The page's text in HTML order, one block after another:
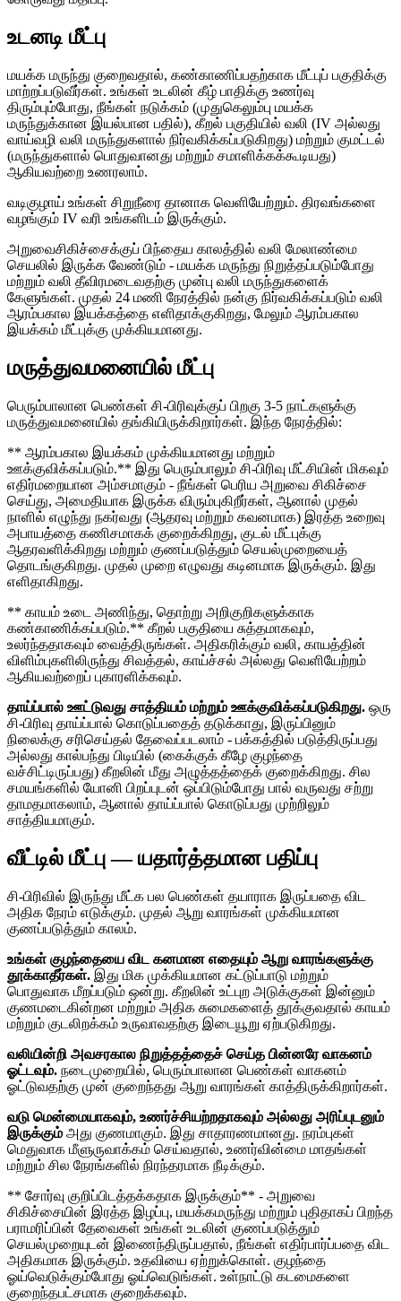
உடனடி மீட்பு
மயக்க மருந்து குறைவதால், கண்காணிப்பதற்காக மீட்புப் பகுதிக்கு
மாற்றப்படுவீர்கள். உங்கள் உடலின் கீழ் பாதிக்கு உணர்வு
திரும்பும்போது, ​​நீங்கள் நடுக்கம் (முதுகெலும்பு மயக்க
மருந்துக்கான இயல்பான பதில்), கீறல் பகுதியில் வலி (IV அல்லது
வாய்வழி வலி மருந்துகளால் நிர்வகிக்கப்படுகிறது) மற்றும் குமட்டல்
(மருந்துகளால் பொதுவானது மற்றும் சமாளிக்கக்கூடியது)
ஆகியவற்றை உணரலாம்.
வடிகுழாய் உங்கள் சிறுநீரை தானாக வெளியேற்றும். திரவங்களை
வழங்கும் IV வரி உங்களிடம் இருக்கும்.
அறுவைசிகிச்சைக்குப் பிந்தைய காலத்தில் வலி மேலாண்மை
செயலில் இருக்க வேண்டும் - மயக்க மருந்து நிறுத்தப்படும்போது
மற்றும் வலி தீவிரமடைவதற்கு முன்பு வலி மருந்துகளைக்
கேளுங்கள். முதல் 24 மணி நேரத்தில் நன்கு நிர்வகிக்கப்படும் வலி
ஆரம்பகால இயக்கத்தை எளிதாக்குகிறது, மேலும் ஆரம்பகால
இயக்கம் மீட்புக்கு முக்கியமானது.
மருத்துவமனையில் மீட்பு
பெரும்பாலான பெண்கள் சி-பிரிவுக்குப் பிறகு 3-5 நாட்களுக்கு
மருத்துவமனையில் தங்கியிருக்கிறார்கள். இந்த நேரத்தில்:
** ஆரம்பகால இயக்கம் முக்கியமானது மற்றும்
ஊக்குவிக்கப்படும்.** இது பெரும்பாலும் சி-பிரிவு மீட்சியின் மிகவும்
எதிர்மறையான அம்சமாகும் - நீங்கள் பெரிய அறுவை சிகிச்சை
செய்து, அமைதியாக இருக்க விரும்புகிறீர்கள், ஆனால் முதல்
நாளில் எழுந்து நகர்வது (ஆதரவு மற்றும் கவனமாக) இரத்த உறைவு
அபாயத்தை கணிசமாகக் குறைக்கிறது, குடல் மீட்புக்கு
ஆதரவளிக்கிறது மற்றும் குணப்படுத்தும் செயல்முறையைத்
தொடங்குகிறது. முதல் முறை எழுவது கடினமாக இருக்கும். இது
எளிதாகிறது.
** காயம் உடை அணிந்து, தொற்று அறிகுறிகளுக்காக
கண்காணிக்கப்படும்.** கீறல் பகுதியை சுத்தமாகவும்,
உலர்ந்ததாகவும் வைத்திருங்கள். அதிகரிக்கும் வலி, காயத்தின்
விளிம்புகளிலிருந்து சிவத்தல், காய்ச்சல் அல்லது வெளியேற்றம்
ஆகியவற்றைப் புகாரளிக்கவும்.
தாய்ப்பால் ஊட்டுவது சாத்தியம் மற்றும் ஊக்குவிக்கப்படுகிறது. ஒரு
சி-பிரிவு தாய்ப்பால் கொடுப்பதைத் தடுக்காது, இருப்பினும்
நிலைக்கு சரிசெய்தல் தேவைப்படலாம் - பக்கத்தில் படுத்திருப்பது
அல்லது கால்பந்து பிடியில் (கைக்குக் கீழே குழந்தை
வச்சிட்டிருப்பது) கீறலின் மீது அழுத்தத்தைக் குறைக்கிறது. சில
சமயங்களில் யோனி பிறப்புடன் ஒப்பிடும்போது பால் வருவது சற்று
தாமதமாகலாம், ஆனால் தாய்ப்பால் கொடுப்பது முற்றிலும்
சாத்தியமாகும்.
வீட்டில் மீட்பு — யதார்த்தமான பதிப்பு
சி-பிரிவில் இருந்து மீட்க பல பெண்கள் தயாராக இருப்பதை விட
அதிக நேரம் எடுக்கும். முதல் ஆறு வாரங்கள் முக்கியமான
குணப்படுத்தும் காலம்.
உங்கள் குழந்தையை விட கனமான எதையும் ஆறு வாரங்களுக்கு
தூக்காதீர்கள். இது மிக முக்கியமான கட்டுப்பாடு மற்றும்
பொதுவாக மீறப்படும் ஒன்று. கீறலின் உட்புற அடுக்குகள் இன்னும்
குணமடைகின்றன மற்றும் அதிக சுமைகளைத் தூக்குவதால் காயம்
மற்றும் குடலிறக்கம் உருவாவதற்கு இடையூறு ஏற்படுகிறது.
வலியின்றி அவசரகால நிறுத்தத்தைச் செய்த பின்னரே வாகனம்
ஓட்டவும். நடைமுறையில், பெரும்பாலான பெண்கள் வாகனம்
ஓட்டுவதற்கு முன் குறைந்தது ஆறு வாரங்கள் காத்திருக்கிறார்கள்.
வடு மென்மையாகவும், உணர்ச்சியற்றதாகவும் அல்லது அரிப்புடனும்
இருக்கும் அது குணமாகும். இது சாதாரணமானது. நரம்புகள்
மெதுவாக மீளுருவாக்கம் செய்வதால், உணர்வின்மை மாதங்கள்
மற்றும் சில நேரங்களில் நிரந்தரமாக நீடிக்கும்.
** சோர்வு குறிப்பிடத்தக்கதாக இருக்கும்** - அறுவை
சிகிச்சையின் இரத்த இழப்பு, மயக்கமருந்து மற்றும் புதிதாகப் பிறந்த
பராமரிப்பின் தேவைகள் உங்கள் உடலின் குணப்படுத்தும்
செயல்முறையுடன் இணைந்திருப்பதால், நீங்கள் எதிர்பார்ப்பதை விட
அதிகமாக இருக்கும். உதவியை ஏற்றுக்கொள். குழந்தை
ஓய்வெடுக்கும்போது ஓய்வெடுங்கள். உள்நாட்டு கடமைகளை
குறைந்தபட்சமாக குறைக்கவும்.